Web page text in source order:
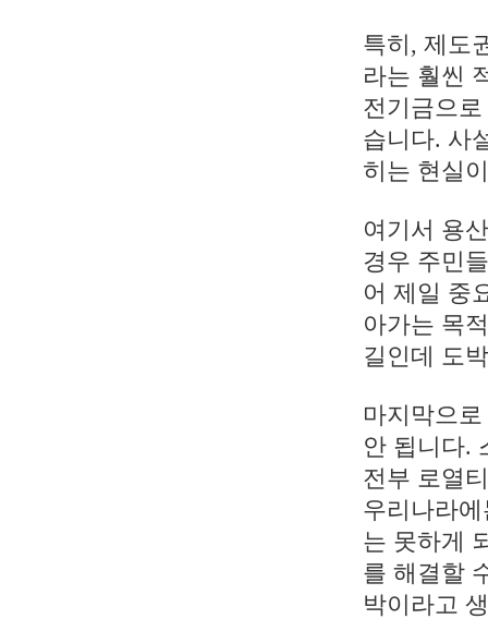
특히, 제도
라는 훨씬
전기금으
습니다. 사
히는 현실
여기서 용
경우 주민
어 제일 중
아가는 목
길인데 도
마지막으
안 됩니다.
전부 로열
우리나라
는 못하게
를 해결할
박이라고